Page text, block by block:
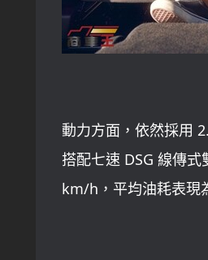
動力方面，依然採用
搭配七速 DSG 線傳
km/h，平均油耗表現